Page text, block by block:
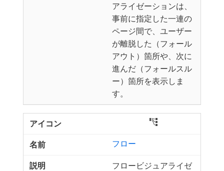
アライゼーションは、
事前に指定した一連の
ページ間で、ユーザー
が離脱した（フォール
アウト）箇所や、次に
進んだ（フォールスル
ー）箇所を表示しま
す。
フロー
フロービジュアライゼ